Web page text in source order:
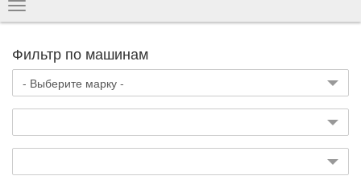
Показать
навигацию
Фильтр по машинам